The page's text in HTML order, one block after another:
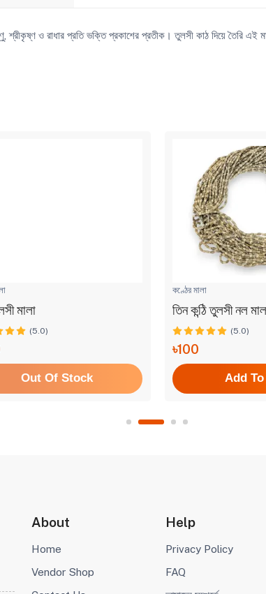
শ্রীকৃষ্ণ ও রাধার প্রতি ভক্তি প্রকাশের প্রতীক। তুলসী কাঠ দিয়ে তৈরি
মালা
(5.0)
Out Of Stock
কণ্ঠের মালা
তিন কন্ঠি তুলসী নল
(5.0)
৳100
Add
About
Home
Vendor Shop
Help
Privacy Policy
FAQ